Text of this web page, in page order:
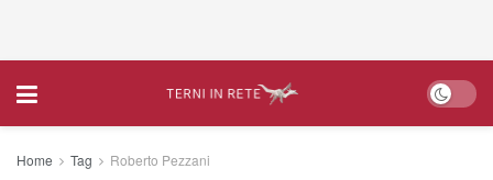
Home Tag Roberto Pezzani